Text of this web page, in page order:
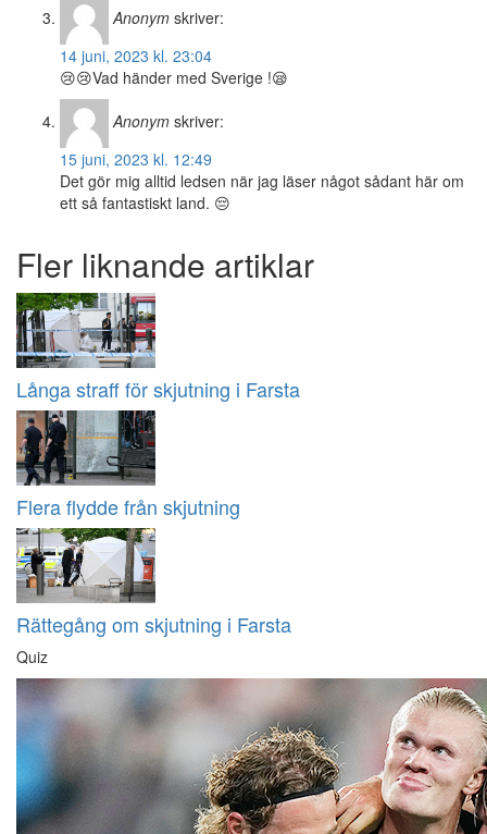
Anonym skriver:
14 juni, 2023 kl. 23:04
😢😢Vad händer med Sverige !😪
Anonym skriver:
15 juni, 2023 kl. 12:49
Det gör mig alltid ledsen när jag läser något sådant här om
ett så fantastiskt land. 😔
Fler liknande artiklar
Långa straff för skjutning i Farsta
Flera flydde från skjutning
Rättegång om skjutning i Farsta
Quiz